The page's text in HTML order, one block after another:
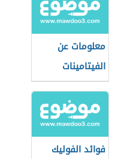
معلومات عن
الفيتامينات
فوائد الفوليك